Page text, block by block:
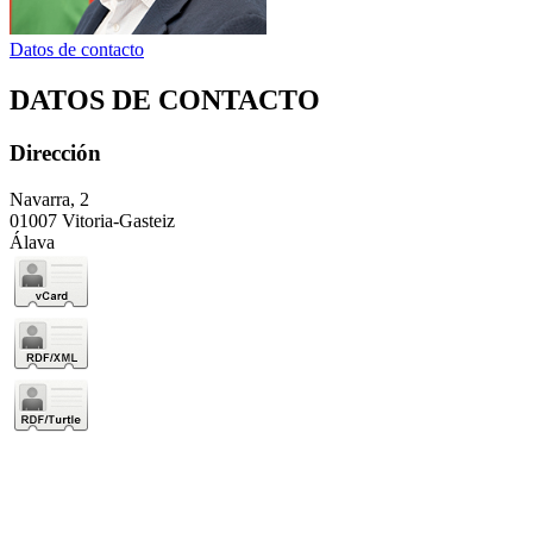
Datos de contacto
DATOS DE CONTACTO
Dirección
Navarra, 2
01007 Vitoria-Gasteiz
Álava